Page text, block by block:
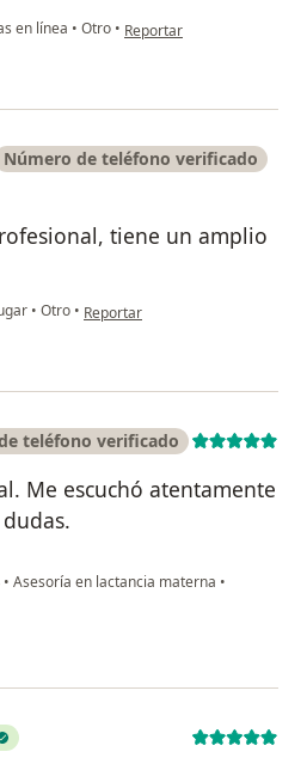
en línea • Otro • en opinión del usuario
Reportar
Número de teléfono verificado
tiene un amplio
• Otro • en opinión del usuario Sebastián
Reportar
teléfono verificado
Me escuchó atentamente
• Asesoría en lactancia materna •